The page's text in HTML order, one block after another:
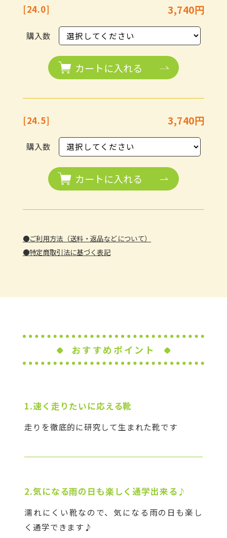
[24.0] 3,740円
購入数
カートに入れる
[24.5] 3,740円
購入数
カートに入れる
●ご利用方法（送料・返品などについて）
●特定商取引法に基づく表記
おすすめポイント
1.速く走りたいに応える靴
2.気になる雨の日も楽しく通学出来る♪
濡れにくい靴なので、気になる雨の日も楽し
木 金 土
10 11 12
16 17 18 19
23 24 25 26
30